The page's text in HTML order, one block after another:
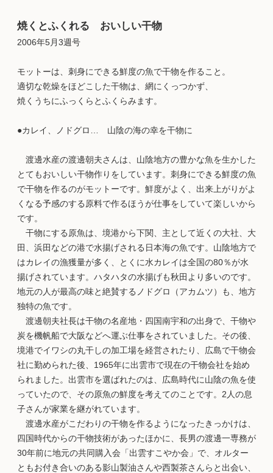
焼くとふくれる おいしい干物
2006年5月3週号
モットーは、刺身にできる鮮度の魚で干物を作ること。
適切な乾燥をほどこした干物は、網にくっつかず、
焼くうちにふっくらとふくらみます。
●カレイ、ノドグロ… 山陰の海の幸を干物に
渡邊水産の渡邊朝夫さんは、山陰地方の豊かな魚を生かした
とてもおいしい干物作りをしています。刺身にできる鮮度の魚
で干物を作るのがモットーです。鮮度がよく、出来上がりがよ
くなる予感のする原料で作るほうが仕事をしていて楽しいから
です。
干物にする原魚は、境港から下関、主として近くの大社、大
田、浜田などの港で水揚げされる日本海の魚です。山陰地方で
はカレイの漁獲量が多く、とくに水カレイは全国の80％が水
揚げされています。ハタハタの水揚げも秋田より多いのです。
地元の人が最高の味と絶賛するノドグロ（アカムツ）も、地方
独特の魚です。
渡邊朝夫社長は干物の名産地・四国南宇和の出身で、干物や
炭を機帆船で大阪などへ運ぶ仕事をされていました。その後、
境港でイワシの丸干しの加工場を経営されたり、広島で干物会
社に勤められた後、1965年に出雲市で現在の干物会社を始め
られました。出雲市を選ばれたのは、広島時代に山陰の魚を使
っていたので、その原魚の鮮度を考えてのことです。2人の息
子さんが家業を継がれています。
渡邊水産がこだわりの干物を作るようになったきっかけは、
四国時代からの干物技術があったほかに、長男の渡邊一専務が
30年前に地元の共同購入会「出雲すこやか会」で、オルター
ともお付き合いのある影山製油さんや西製茶さんらと出会い、